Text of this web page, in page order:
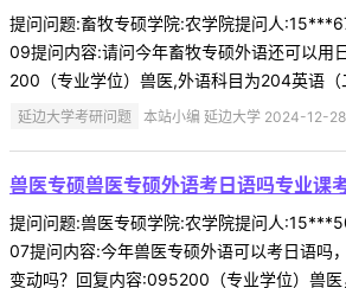
提问问题:畜牧专硕学院:农学院提问人
09提问内容:请问今年畜牧专硕外语还可以用
200（专业学位）兽医,外语科目为204英语（
延边大学考研问题 本站小编 延边大学 2024-12-28
兽医专硕兽医专硕外语考日语吗专业课
提问问题:兽医专硕学院:农学院提问人
07提问内容:今年兽医专硕外语可以考日语吗
变动吗？回复内容:095200（专业学位）兽